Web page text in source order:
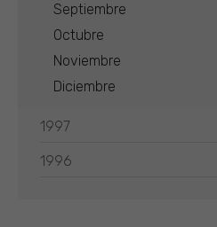
Septiembre
Octubre
Noviembre
Diciembre
1997
1996